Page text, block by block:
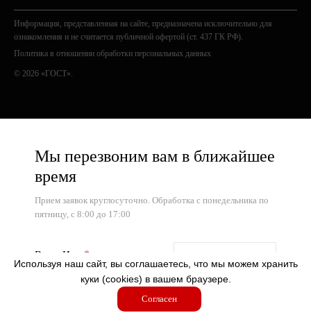
© 2026 «ГОСТ».
Информация, представленная на сайте, предназначена исключительно для
ознакомления и не считается публичной офертой (ст. 437 ГК РФ).
Политика в отношении обработки персональных данных
Используя наш сайт, вы соглашаетесь, что мы можем хранить
куки (cookies) в вашем браузере.
Согласен
Мы перезвоним вам в ближайшее
время
Прием заявок круглосуточно. Обработка с понедельника по
пятницу, с 8:00 до 17:00
Ваше Имя
Контактный телефон